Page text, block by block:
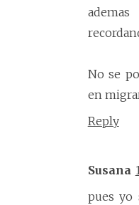
No se
en
Reply
Susana
pues yo